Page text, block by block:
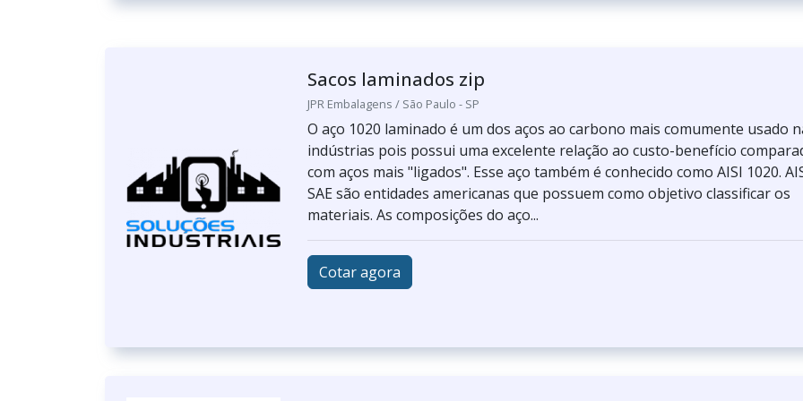
Sacos laminados zip
JPR Embalagens / São Paulo - SP
O aço 1020 laminado é um dos aços ao carbono mais comumente usado
indústrias pois possui uma excelente relação ao custo-benefício
com aços mais "ligados". Esse aço também é conhecido como AISI 1020.
SAE são entidades americanas que possuem como objetivo classificar os
materiais. As composições do aço...
Cotar agora